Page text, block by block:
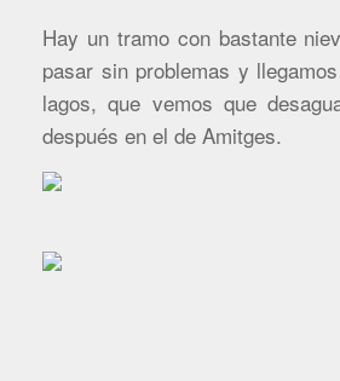
Hay un tramo con bastante
pasar sin problemas y
lagos, que vemos que
después en el de Amitges.